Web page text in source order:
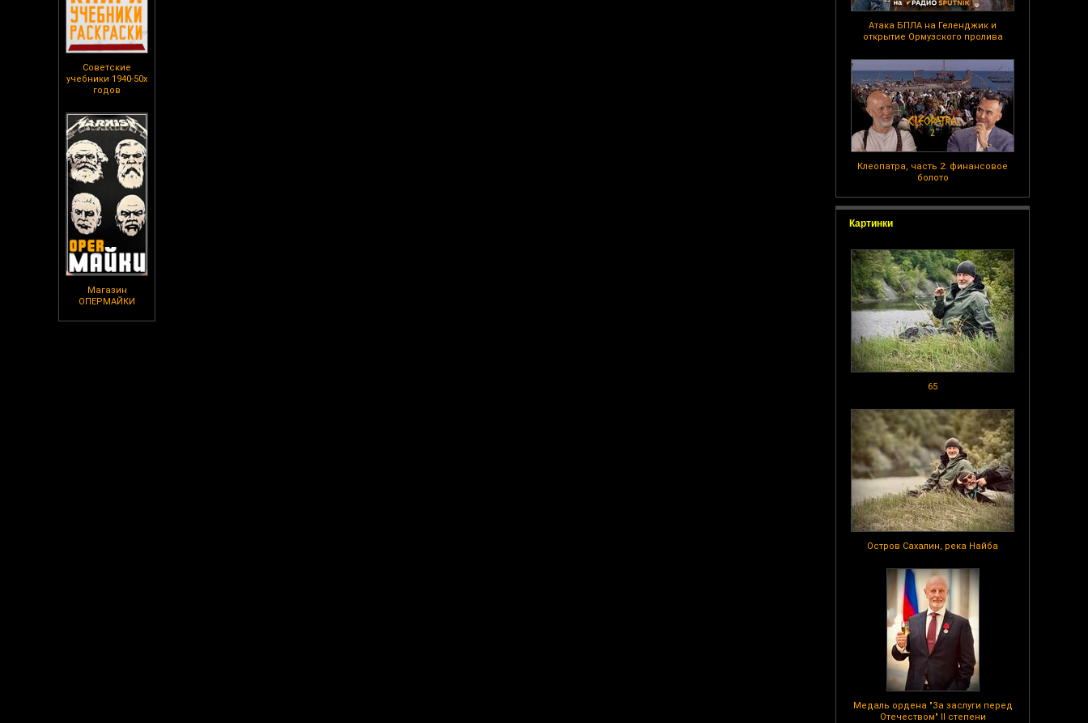
Советские
учебники 1940-50х
годов
Магазин
ОПЕРМАЙКИ
Атака БПЛА на Геленджик и
открытие Ормузского пролива
Клеопатра, часть 2: финансовое
болото
Картинки
65
Остров Сахалин, река Найба
Медаль ордена "За заслуги перед
Отечеством" II степени